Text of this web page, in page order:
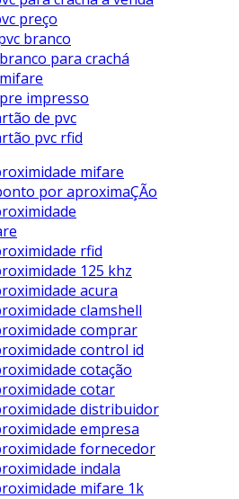
preço
branco
para crachá
impresso
de pvc
pvc rfid
mifare
por aproximaÇÃo
rfid
125 khz
acura
clamshell
comprar
control id
cotação
cotar
distribuidor
empresa
fornecedor
indala
mifare 1k